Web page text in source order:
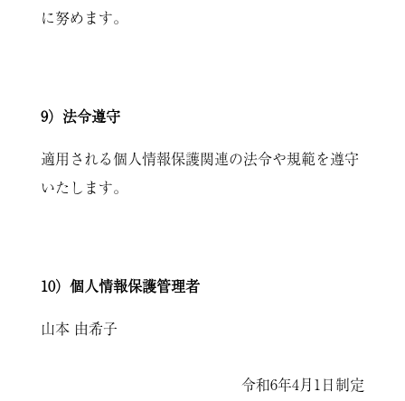
に努めます。
9）法令遵守
適用される個人情報保護関連の法令や規範を遵守
いたします。
10）個人情報保護管理者
山本 由希子
令和6年4月1日制定